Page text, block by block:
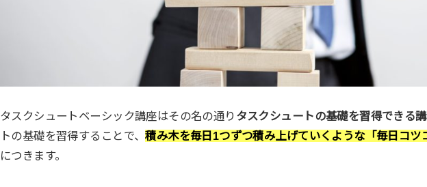
タスクシュートベーシック講座はその名の通り タスクシュートの基礎を習得できる
トの基礎を習得することで、積み木を毎日1つずつ積み上げていくような「毎日コツ
につきます。